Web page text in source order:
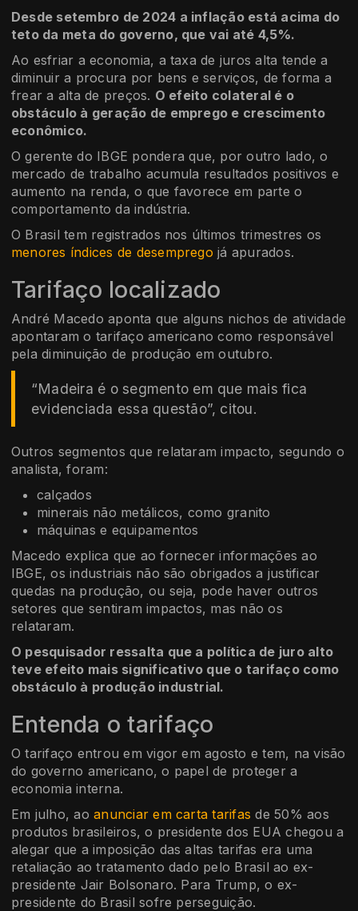
Desde setembro de 2024 a inflação está acima do
teto da meta do governo, que vai até 4,5%.
Ao esfriar a economia, a taxa de juros alta tende a
diminuir a procura por bens e serviços, de forma a
frear a alta de preços. O efeito colateral é o
obstáculo à geração de emprego e crescimento
econômico.
O gerente do IBGE pondera que, por outro lado, o
mercado de trabalho acumula resultados positivos e
aumento na renda, o que favorece em parte o
comportamento da indústria.
O Brasil tem registrados nos últimos trimestres os
menores índices de desemprego já apurados.
Tarifaço localizado
André Macedo aponta que alguns nichos de atividade
apontaram o tarifaço americano como responsável
pela diminuição de produção em outubro.
“Madeira é o segmento em que mais fica
evidenciada essa questão”, citou.
Outros segmentos que relataram impacto, segundo o
analista, foram:
calçados
minerais não metálicos, como granito
máquinas e equipamentos
Macedo explica que ao fornecer informações ao
IBGE, os industriais não são obrigados a justificar
quedas na produção, ou seja, pode haver outros
setores que sentiram impactos, mas não os
relataram.
O pesquisador ressalta que a política de juro alto
teve efeito mais significativo que o tarifaço como
obstáculo à produção industrial.
Entenda o tarifaço
O tarifaço entrou em vigor em agosto e tem, na visão
do governo americano, o papel de proteger a
economia interna.
Em julho, aoanunciar em carta tarifas de 50% aos
produtos brasileiros, o presidente dos EUA chegou a
alegar que a imposição das altas tarifas era uma
retaliação ao tratamento dado pelo Brasil ao ex-
presidente Jair Bolsonaro. Para Trump, o ex-
presidente do Brasil sofre perseguição.